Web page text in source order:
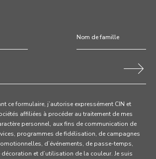
ce formulaire, j’autorise expressément CIN et
affiliées à procéder au traitement de mes
personnel, aux fins de communication de
programmes de fidélisation, de campagnes
d’événements, de passe-temps,
décoration et d’utilisation de la couleur. Je suis